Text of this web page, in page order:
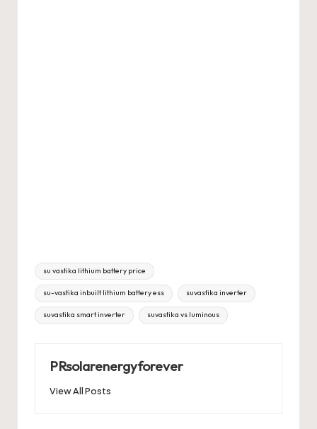
Tags:
su vastika lithium battery price
su-vastika inbuilt lithium battery ess suvastika inverter
suvastika smart inverter suvastika vs luminous
PRsolarenergyforever
View All Posts